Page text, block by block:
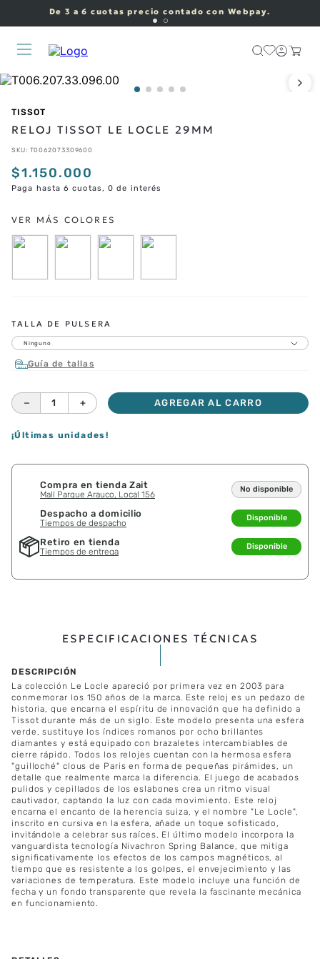
De 3 a 6 cuotas precio contado con Webpay.
TISSOT
RELOJ TISSOT LE LOCLE 29MM
SKU: T0062073309600
$1.150.000
Paga hasta 6 cuotas, 0 de interés
TALLA DE PULSERA
Ninguno
Guía de tallas
＋
－ AGREGAR AL CARRO
¡Últimas unidades!
Compra en tienda Zait
Mall Parque Arauco, Local 156
No disponible
Despacho a domicilio
Tiempos de despacho
Disponible
Retiro en tienda
Tiempos de entrega
Disponible
ESPECIFICACIONES TÉCNICAS
La colección Le Locle apareció por primera vez en 2003 para
conmemorar los 150 años de la marca. Este reloj es un pedazo de
historia, que encarna el espíritu de innovación que ha definido a
Tissot durante más de un siglo. Este modelo presenta una esfera
verde, sustituye los índices romanos por ocho brillantes
diamantes y está equipado con brazaletes intercambiables de
cierre rápido. Todos los relojes cuentan con la hermosa esfera
"guilloché" clous de Paris en forma de pequeñas pirámides, un
detalle que realmente marca la diferencia. El juego de acabados
pulidos y cepillados de los eslabones crea un ritmo visual
cautivador, captando la luz con cada movimiento. Este reloj
encarna el encanto de la herencia suiza, y el nombre "Le Locle",
inscrito en cursiva en la esfera, añade un toque sofisticado,
invitándole a celebrar sus raíces. El último modelo incorpora la
vanguardista tecnología Nivachron Spring Balance, que mitiga
significativamente los efectos de los campos magnéticos, al
tiempo que es resistente a los golpes, el envejecimiento y las
variaciones de temperatura. Este modelo incluye una función de
fecha y un fondo transparente que revela la fascinante mecánica
en funcionamiento.